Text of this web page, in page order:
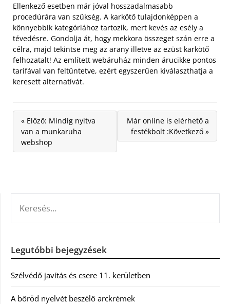
Ellenkező esetben már jóval hosszadalmasabb
procedúrára van szükség. A karkötő tulajdonképpen a
könnyebbik kategóriához tartozik, mert kevés az esély a
tévedésre. Gondolja át, hogy mekkora összeget szán erre a
célra, majd tekintse meg az arany illetve az ezüst karkötő
felhozatalt! Az említett webáruház minden árucikke pontos
tarifával van feltüntetve, ezért egyszerűen kiválaszthatja a
keresett alternatívát.
« Előző: Mindig nyitva
van a munkaruha
webshop
Már online is elérhető a
festékbolt :Következő »
Legutóbbi bejegyzések
Szélvédő javítás és csere 11. kerületben
A bőröd nyelvét beszélő arckrémek